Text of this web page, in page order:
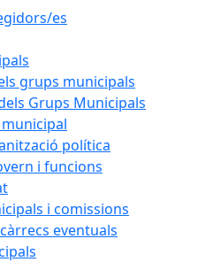
es
grups municipals
Grups Municipals
política
i funcions
i comissions
eventuals